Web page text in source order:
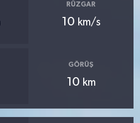
RÜZGAR
10 km/s
GÖRÜŞ
10 km